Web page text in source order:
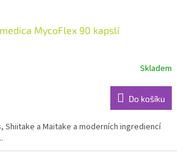
MycoFlex 90 kapslí
Skladem
Do košíku
Shiitake a Maitake a moderních ingrediencí